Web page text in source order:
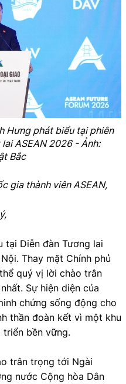
Hưng phát biểu tại phiên
ASEAN 2026 - Ảnh:
Bắc
gia thành viên ASEAN,
Diễn đàn Tương lai
Thay mặt Chính phủ
quý vị lời chào trân
Sự hiện diện của
chứng sống động cho
thần đoàn kết vì một khu
bền vững.
trân trọng tới Ngài
nước Cộng hòa Dân